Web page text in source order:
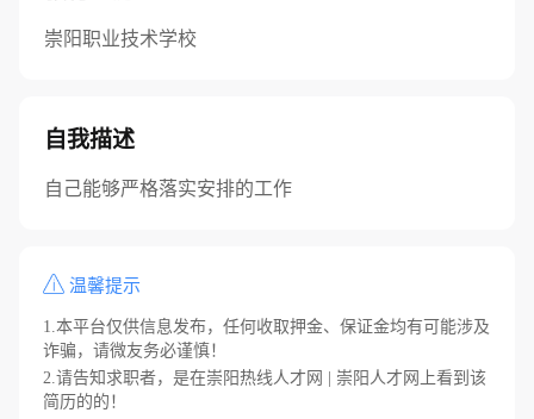
崇阳职业技术学校
自我描述
自己能够严格落实安排的工作
温馨提示
1.本平台仅供信息发布，任何收取押金、保证金均有可能涉及
诈骗，请微友务必谨慎！
2.请告知求职者，是在崇阳热线人才网 | 崇阳人才网上看到该
简历的的！